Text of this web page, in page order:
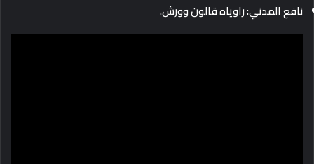
نافع المدني: راوياه قالون وورش.